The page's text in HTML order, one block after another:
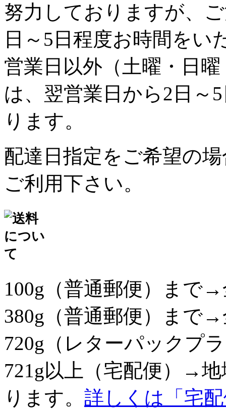
努力しておりますが、
日～5日程度お時間をい
営業日以外（土曜・日
は、翌営業日から2日～
ります。
配達日指定をご希望の
ご利用下さい。
100g（普通郵便）まで
380g（普通郵便）まで→
720g（レターパックプ
721g以上（宅配便）→
ります。 詳しくは「宅